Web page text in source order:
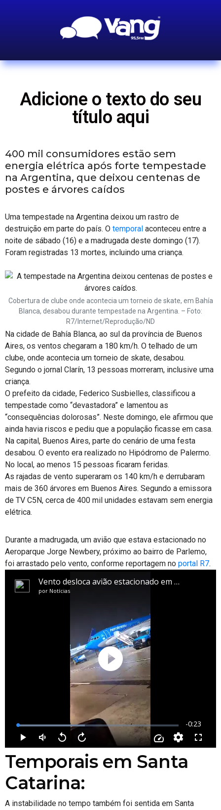
Adicione o texto do seu
título aqui
400 mil consumidores estão sem
energia elétrica após forte tempestade
na Argentina, que deixou centenas de
postes e árvores caídos
Uma tempestade na Argentina deixou um rastro de
destruição em parte do país. O temporal aconteceu entre a
noite de sábado (16) e a madrugada deste domingo (17).
Foram registradas 13 mortes, incluindo uma criança.
Cobertura de clube onde acontecia um torneio de skate, em Bahía
Blanca, desabou durante tempestade na Argentina. – Foto:
R7/Internet/Reprodução/ND
Na cidade de Bahía Blanca, ao sul da província de Buenos
Aires, os ventos chegaram a 180 km/h. O telhado de um
clube, onde acontecia um torneio de skate, desabou.
Segundo o jornal Clarín, 13 pessoas morreram, inclusive uma
criança.
O prefeito da cidade, Federico Susbielles, classificou a
tempestade como “devastadora” e lamentou as
“consequências dolorosas”. Neste domingo, ele afirmou que
ainda havia riscos e pediu que a população ficasse em casa.
Na capital, Buenos Aires, parte do cenário de uma festa
desabou. O evento era realizado no Hipódromo de Palermo.
No local, ao menos 15 pessoas ficaram feridas.
As rajadas de vento superaram os 140 km/h e derrubaram
mais de 360 árvores em Buenos Aires. Segundo a emissora
de TV C5N, cerca de 400 mil unidades estavam sem energia
elétrica.
Durante a madrugada, um avião que estava estacionado no
Aeroparque Jorge Newbery, próximo ao bairro de Parlemo,
foi arrastado pelo vento, conforme reportagem no portal R7.
Temporais em Santa
Catarina:
A instabilidade no tempo também foi sentida em Santa